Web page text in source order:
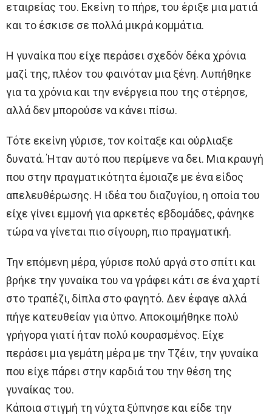
εταιρείας του. Εκείνη το πήρε, του έριξε μια ματιά
και το έσκισε σε πολλά μικρά κομμάτια.
Η γυναίκα που είχε περάσει σχεδόν δέκα χρόνια
μαζί της, πλέον του φαινόταν μια ξένη. Λυπήθηκε
για τα χρόνια και την ενέργεια που της στέρησε,
αλλά δεν μπορούσε να κάνει πίσω.
Τότε εκείνη γύρισε, τον κοίταξε και ούρλιαξε
δυνατά. Ήταν αυτό που περίμενε να δει. Μια κραυγή
που στην πραγματικότητα έμοιαζε με ένα είδος
απελευθέρωσης. Η ιδέα του διαζυγίου, η οποία του
είχε γίνει εμμονή για αρκετές εβδομάδες, φάνηκε
τώρα να γίνεται πιο σίγουρη, πιο πραγματική.
Την επόμενη μέρα, γύρισε πολύ αργά στο σπίτι και
βρήκε την γυναίκα του να γράφει κάτι σε ένα χαρτί
στο τραπέζι, δίπλα στο φαγητό. Δεν έφαγε αλλά
πήγε κατευθείαν για ύπνο. Αποκοιμήθηκε πολύ
γρήγορα γιατί ήταν πολύ κουρασμένος. Είχε
περάσει μια γεμάτη μέρα με την Τζέιν, την γυναίκα
που είχε πάρει στην καρδιά του την θέση της
γυναίκας του.
Κάποια στιγμή τη νύχτα ξύπνησε και είδε την